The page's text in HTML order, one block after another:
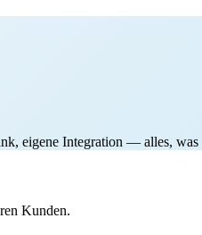
eigene Integration — alles,
Kunden.